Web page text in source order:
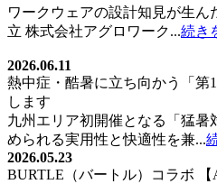
ワークウェアの設計知見が生ん
立 株式会社アグロワーク...続き
2026.06.11
熱中症・酷暑に立ち向かう「第
します
九州エリア初開催となる「猛
められる実用性と快適性を兼...
2026.05.23
BURTLE（バートル）コラボ 【